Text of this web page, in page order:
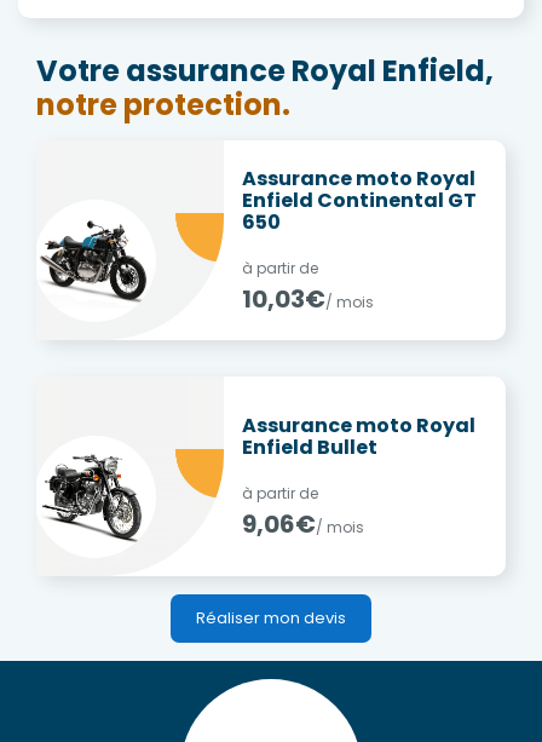
Votre assurance Royal Enfield,
notre protection.
Assurance moto Royal
Enfield Continental GT
650
à partir de
10,03€/ mois
Assurance moto Royal
Enfield Bullet
à partir de
9,06€/ mois
Réaliser mon devis